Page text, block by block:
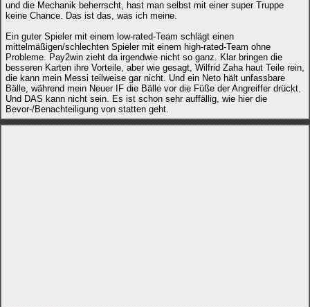
und die Mechanik beherrscht, hast man selbst mit einer super Truppe
keine Chance. Das ist das, was ich meine.
Ein guter Spieler mit einem low-rated-Team schlägt einen
mittelmäßigen/schlechten Spieler mit einem high-rated-Team ohne
Probleme. Pay2win zieht da irgendwie nicht so ganz. Klar bringen die
besseren Karten ihre Vorteile, aber wie gesagt, Wilfrid Zaha haut Teile rein,
die kann mein Messi teilweise gar nicht. Und ein Neto hält unfassbare
Bälle, während mein Neuer IF die Bälle vor die Füße der Angreiffer drückt.
Und DAS kann nicht sein. Es ist schon sehr auffällig, wie hier die
Bevor-/Benachteiligung von statten geht.